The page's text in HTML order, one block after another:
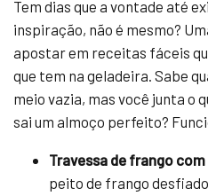
Tem dias que a vontade até
inspiração, não é mesmo?
apostar em receitas fáceis
que tem na geladeira. Sabe
meio vazia, mas você junta o
sai um almoço perfeito?
Travessa de frango
peito de frango